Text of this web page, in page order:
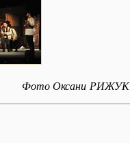
Фото Оксани РИЖУК